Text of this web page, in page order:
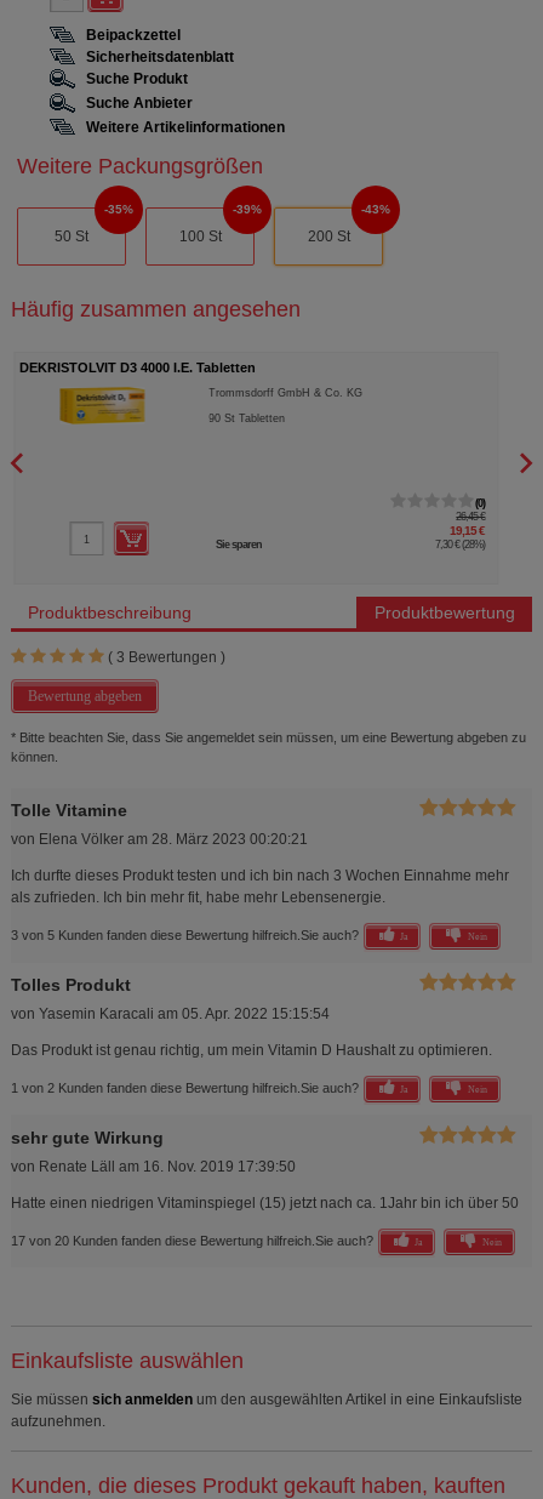
Beipackzettel
Sicherheitsdatenblatt
Suche Produkt
Suche Anbieter
Weitere Artikelinformationen
Weitere Packungsgrößen
50 St
35%
100 St
39%
200 St
43%
Häufig zusammen angesehen
DEKRISTOLVIT D3 4000 I.E. Tabletten
Trommsdorff GmbH & Co. KG
90St Tabletten
0
26,45 €
19,15 €
Sie sparen 7,30 € (28%)
Produktbeschreibung Produktbewertung
( 3 Bewertungen )
Bewertung abgeben
* Bitte beachten Sie, dass Sie angemeldet sein müssen, um eine Bewertung abgeben zu
können.
Tolle Vitamine
von Elena Völkeram 28. März 2023 00:20:21
Ich durfte dieses Produkt testen und ich bin nach 3 Wochen Einnahme mehr
als zufrieden. Ich bin mehr fit, habe mehr Lebensenergie.
3 von 5 Kunden fanden diese Bewertung hilfreich. Sie auch? Ja Nein
Tolles Produkt
von Yasemin Karacali am 05. Apr. 2022 15:15:54
Das Produkt ist genau richtig, um mein Vitamin D Haushalt zu optimieren.
1 von 2 Kunden fanden diese Bewertung hilfreich. Sie auch? Ja Nein
sehr gute Wirkung
von Renate Läll am 16. Nov. 2019 17:39:50
Hatte einen niedrigen Vitaminspiegel (15) jetzt nach ca. 1Jahr bin ich über 50
17 von 20 Kunden fanden diese Bewertung hilfreich. Sie auch? Ja Nein
Einkaufsliste auswählen
Sie müssen sich anmelden um den ausgewählten Artikel in eine Einkaufsliste
aufzunehmen.
Kunden, die dieses Produkt gekauft haben, kauften